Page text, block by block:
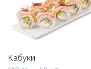
Кабуки